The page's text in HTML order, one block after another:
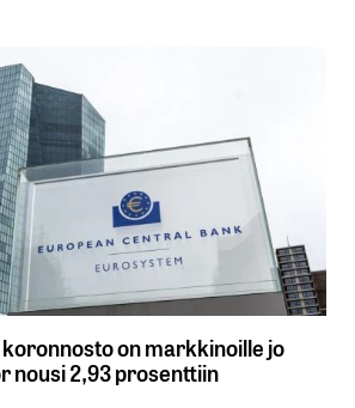
koronnosto on markkinoille jo
nousi 2,93 prosenttiin